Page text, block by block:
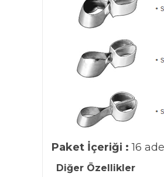
Paket İçeriği :16
Diğer Özellikler